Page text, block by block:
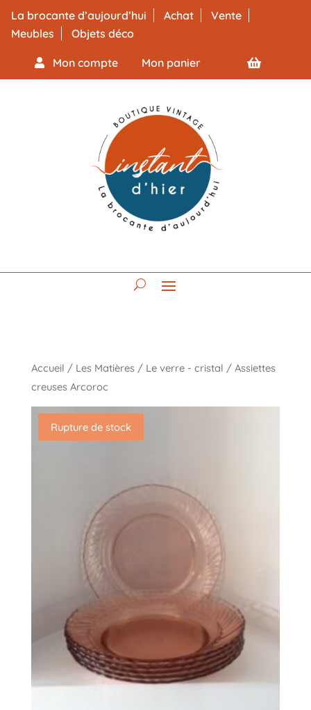
La brocante d’aujourd’hui Achat
Vente
Meubles
Objets déco
Mon compte Mon panier
Accueil / Les Matières/ Le verre - cristal / Assiettes
creuses Arcoroc
Rupture de stock